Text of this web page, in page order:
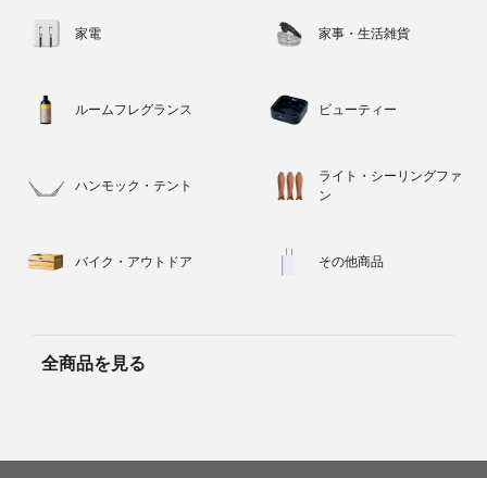
家電 家事・生活雑貨
ルームフレグランス ビューティー
ハンモック・テント
ライト・シーリングファ
ン
バイク・アウトドア その他商品
全商品を見る